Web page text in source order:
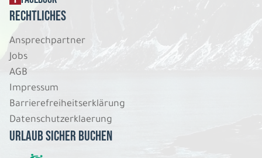
Rechtliches
Ansprechpartner
Jobs
AGB
Impressum
Barrierefreiheitserklärung
Datenschutzerklaerung
Urlaub sicher buchen